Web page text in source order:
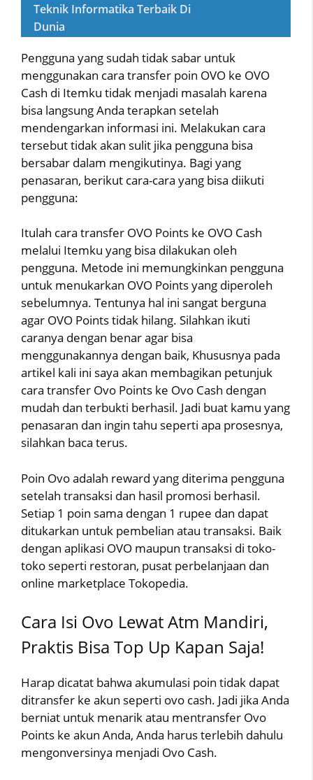
Teknik Informatika Terbaik Di
Dunia
Pengguna yang sudah tidak sabar untuk
menggunakan cara transfer poin OVO ke OVO
Cash di Itemku tidak menjadi masalah karena
bisa langsung Anda terapkan setelah
mendengarkan informasi ini. Melakukan cara
tersebut tidak akan sulit jika pengguna bisa
bersabar dalam mengikutinya. Bagi yang
penasaran, berikut cara-cara yang bisa diikuti
pengguna:
Itulah cara transfer OVO Points ke OVO Cash
melalui Itemku yang bisa dilakukan oleh
pengguna. Metode ini memungkinkan pengguna
untuk menukarkan OVO Points yang diperoleh
sebelumnya. Tentunya hal ini sangat berguna
agar OVO Points tidak hilang. Silahkan ikuti
caranya dengan benar agar bisa
menggunakannya dengan baik, Khususnya pada
artikel kali ini saya akan membagikan petunjuk
cara transfer Ovo Points ke Ovo Cash dengan
mudah dan terbukti berhasil. Jadi buat kamu yang
penasaran dan ingin tahu seperti apa prosesnya,
silahkan baca terus.
Poin Ovo adalah reward yang diterima pengguna
setelah transaksi dan hasil promosi berhasil.
Setiap 1 poin sama dengan 1 rupee dan dapat
ditukarkan untuk pembelian atau transaksi. Baik
dengan aplikasi OVO maupun transaksi di toko-
toko seperti restoran, pusat perbelanjaan dan
online marketplace Tokopedia.
Cara Isi Ovo Lewat Atm Mandiri,
Praktis Bisa Top Up Kapan Saja!
Harap dicatat bahwa akumulasi poin tidak dapat
ditransfer ke akun seperti ovo cash. Jadi jika Anda
berniat untuk menarik atau mentransfer Ovo
Points ke akun Anda, Anda harus terlebih dahulu
mengonversinya menjadi Ovo Cash.